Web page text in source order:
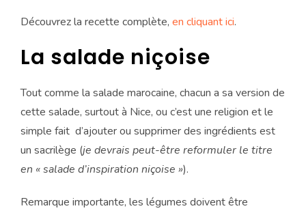
Découvrez la recette complète, en cliquant ici.
La salade niçoise
Tout comme la salade marocaine, chacun a sa version de
cette salade, surtout à Nice, ou c’est une religion et le
simple fait d’ajouter ou supprimer des ingrédients est
un sacrilège (je devrais peut-être reformuler le titre
en « salade d’inspiration niçoise »).
Remarque importante, les légumes doivent être